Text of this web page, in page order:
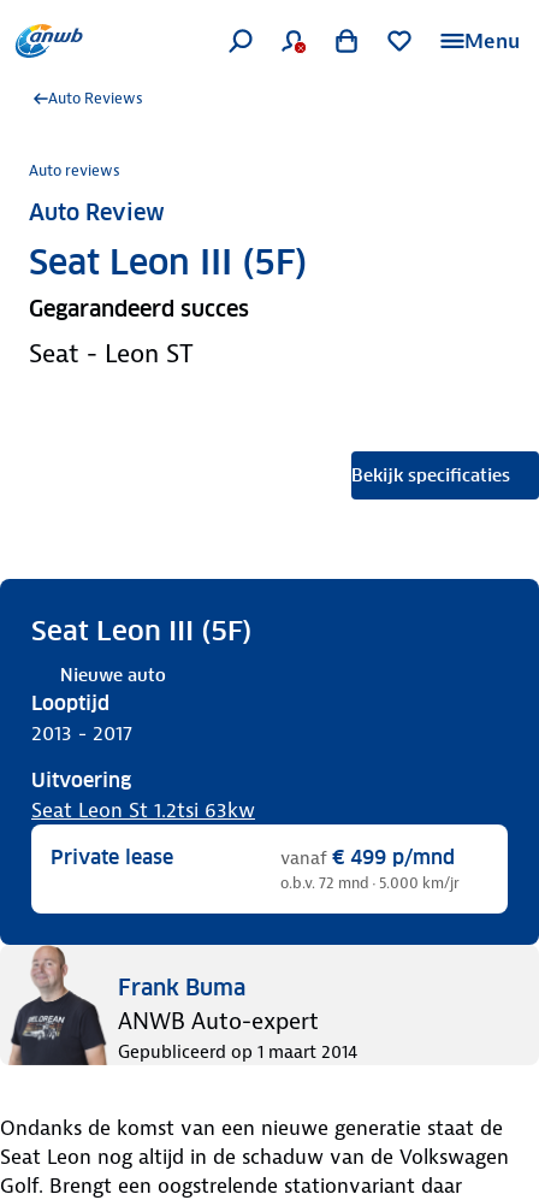
Menu
Auto Reviews
Auto reviews
Auto Review
Seat Leon III (5F)
Gegarandeerd succes
Seat - Leon ST
Bekijk specificaties
Seat Leon III (5F)
Nieuwe auto
Looptijd
2013 - 2017
Uitvoering
Seat Leon St 1.2tsi 63kw
Private lease vanaf € 499 p/mnd
o.b.v. 72 mnd · 5.000 km/jr
Frank Buma
ANWB Auto-expert
Gepubliceerd op 1 maart 2014
Ondanks de komst van een nieuwe generatie staat de
Seat Leon nog altijd in de schaduw van de Volkswagen
Golf. Brengt een oogstrelende stationvariant daar